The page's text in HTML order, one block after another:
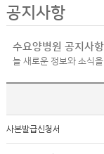
공지사항
수요양병원 공지사
늘 새로운 정보와 소식
사본발급신청서